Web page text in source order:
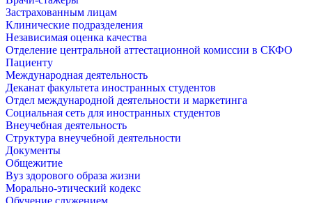
Застрахованным лицам
Клинические подразделения
Независимая оценка качества
Отделение центральной аттестационной комиссии в СКФО
Пациенту
Международная деятельность
Деканат факультета иностранных студентов
Отдел международной деятельности и маркетинга
Социальная сеть для иностранных студентов
Внеучебная деятельность
Структура внеучебной деятельности
Документы
Общежитие
Вуз здорового образа жизни
Морально-этический кодекс
Обучение служением